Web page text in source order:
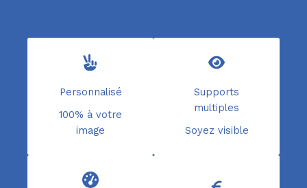
Personnalisé
100% à votre
image
Supports
multiples
Soyez visible